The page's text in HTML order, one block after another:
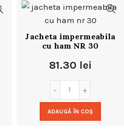
Jacheta impermeabila
cu ham NR 30
81.30 lei
ADAUGĂ ÎN COȘ